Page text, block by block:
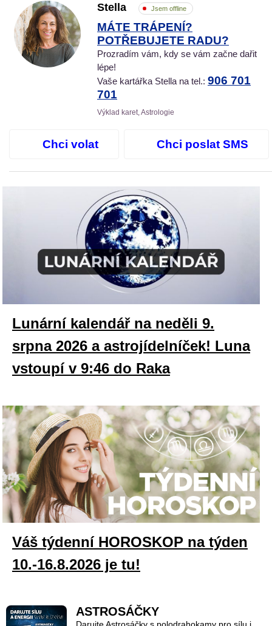
Stella Jsem offline
MÁTE TRÁPENÍ?
POTŘEBUJETE RADU?
Prozradím vám, kdy se vám začne dařit
lépe!
Vaše kartářka Stella na tel.: 906 701
701
Výklad karet, Astrologie
Chci volat Chci poslat SMS
Lunární kalendář na neděli 9.
srpna 2026 a astrojídelníček! Luna
vstoupí v 9:46 do Raka
Váš týdenní HOROSKOP na týden
10.-16.8.2026 je tu!
ASTROSÁČKY